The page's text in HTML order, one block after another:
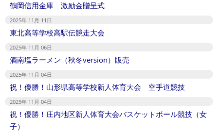
鶴岡信用金庫 激励金贈呈式
2025年 11月 11日
東北高等学校高駅伝競走大会
2025年 11月 06日
酒南塩ラーメン（秋冬version）販売
2025年 11月 04日
祝！優勝！山形県高等学校新人体育大会 空手道競技
2025年 11月 04日
祝！優勝！庄内地区新人体育大会バスケットボール競技（女
子）